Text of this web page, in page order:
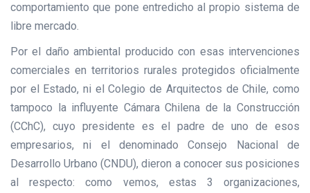
comportamiento que pone entredicho al propio sistema de
libre mercado.
Por el daño ambiental producido con esas intervenciones
comerciales en territorios rurales protegidos oficialmente
por el Estado, ni el Colegio de Arquitectos de Chile, como
tampoco la influyente Cámara Chilena de la Construcción
(CChC), cuyo presidente es el padre de uno de esos
empresarios, ni el denominado Consejo Nacional de
Desarrollo Urbano (CNDU), dieron a conocer sus posiciones
al respecto: como vemos, estas 3 organizaciones,